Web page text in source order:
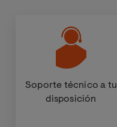
Soporte técnico a tu
disposición